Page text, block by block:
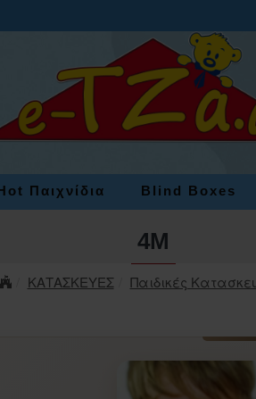
Παιχνίδια Blind Boxes
ΚΑΤΑΣΚΕΥΕΣ Παιδικές
4M